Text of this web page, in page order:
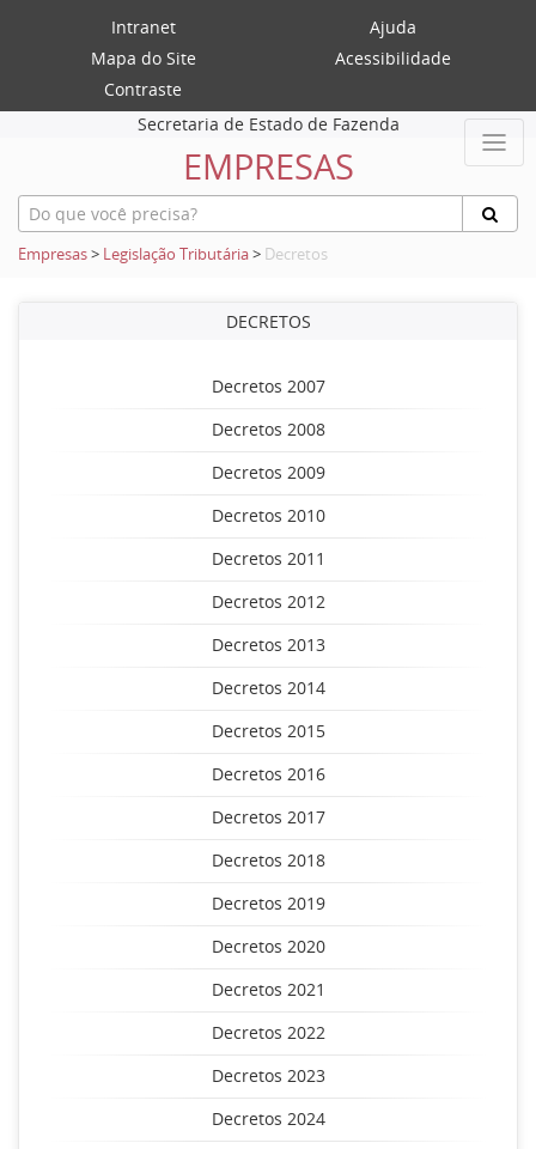
Intranet
Ajuda
Mapa do Site
Acessibilidade
Contraste
Secretaria de Estado de Fazenda
EMPRESAS
Empresas> Legislação Tributária> Decretos
DECRETOS
Decretos 2007
Decretos 2008
Decretos 2009
Decretos 2010
Decretos 2011
Decretos 2012
Decretos 2013
Decretos 2014
Decretos 2015
Decretos 2016
Decretos 2017
Decretos 2018
Decretos 2019
Decretos 2020
Decretos 2021
Decretos 2022
Decretos 2023
Decretos 2024